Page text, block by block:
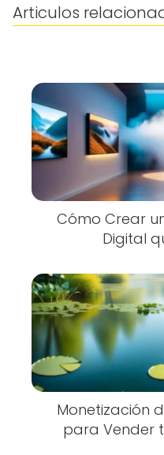
Articulos
Cómo Crear
Digital
Monetización
para Vender